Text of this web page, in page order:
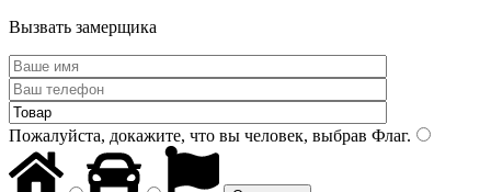
Вызвать замерщика
Пожалуйста, докажите, что вы человек, выбрав Флаг.